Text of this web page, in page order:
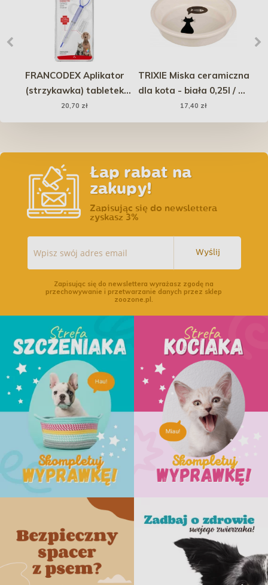
FRANCODEX Aplikator
(strzykawka) tabletek
dla psów i kotów
20,70 zł
TRIXIE Miska ceramiczna
dla kota - biała 0,25l / 13
cm
17,40 zł
Łap rabat na
zakupy!
Zapisując się do newslettera
zyskasz 3%
Wyślij
Zapisując się do newslettera wyrażasz zgodę na
przechowywanie i przetwarzanie danych przez sklep
zoozone.pl.